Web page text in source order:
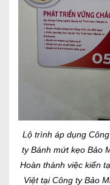
Lộ trình áp dụng
ty Bánh mứt kẹo Bảo
Hoàn thành việc kiến
Việt tại Công ty Bảo